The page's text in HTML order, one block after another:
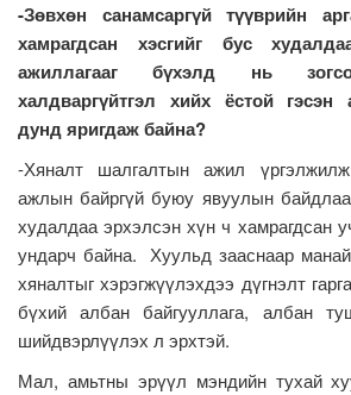
-Зөвхөн санамсаргүй түүврийн
хамрагдсан хэсгийг бус
ажиллагааг бүхэлд нь
халдваргүйтгэл хийх ёстой гэсэн
дунд яригдаж байна?
-Хяналт шалгалтын ажил
ажлын байргүй буюу явуулын
худалдаа эрхэлсэн хүн ч хамрагдсан
ундарч байна. Хуульд зааснаар
хяналтыг хэрэгжүүлэхдээ дүгнэлт
бүхий албан байгууллага, албан
шийдвэрлүүлэх л эрхтэй.
Мал, амьтны эрүүл мэндийн тухай